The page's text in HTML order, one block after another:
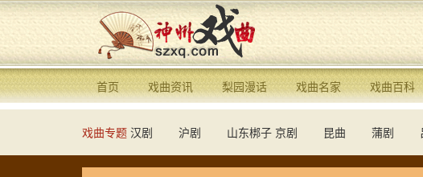
首页 戏曲资讯 梨园漫话 戏曲名家 戏曲百科
戏曲专题 汉剧 沪剧 山东梆子 京剧 昆曲 蒲剧